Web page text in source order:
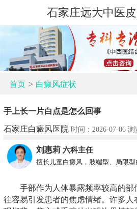
石家庄远大中医
首页> 白癜风症状
手上长一片白点是怎么回事
石家庄白癜风医院 时间：2026-07-06 浏
刘惠莉 六科主任
擅长儿童白癜风，肢端型、局限型
手部作为人体暴露频率较高的
往容易引发患者的焦虑情绪。许多